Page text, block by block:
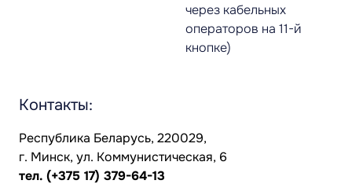
через кабельных
операторов на 11-й
кнопке)
Контакты:
Республика Беларусь, 220029,
г. Минск, ул. Коммунистическая, 6
тел. (+375 17) 379-64-13